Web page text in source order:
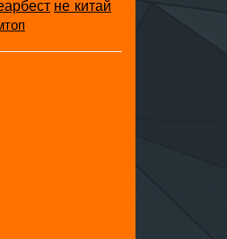
не китай